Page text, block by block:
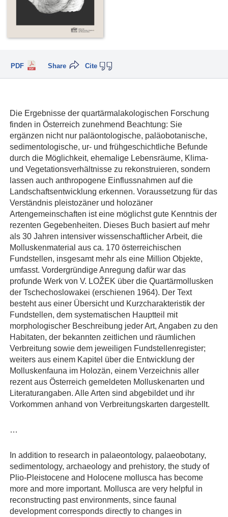
PDF Cite
Share
Die Ergebnisse der quartärmalakologischen Forschung
finden in Österreich zunehmend Beachtung: Sie
ergänzen nicht nur paläontologische, paläobotanische,
sedimentologische, ur- und frühgeschichtliche Befunde
durch die Möglichkeit, ehemalige Lebensräume, Klima-
und Vegetationsverhältnisse zu rekonstruieren, sondern
lassen auch anthropogene Einflussnahmen auf die
Landschaftsentwicklung erkennen. Voraussetzung für das
Verständnis pleistozäner und holozäner
Artengemeinschaften ist eine möglichst gute Kenntnis der
rezenten Gegebenheiten. Dieses Buch basiert auf mehr
als 30 Jahren intensiver wissenschaftlicher Arbeit, die
Molluskenmaterial aus ca. 170 österreichischen
Fundstellen, insgesamt mehr als eine Million Objekte,
umfasst. Vordergründige Anregung dafür war das
profunde Werk von V. LOŽEK über die Quartärmollusken
der Tschechoslowakei (erschienen 1964). Der Text
besteht aus einer Übersicht und Kurzcharakteristik der
Fundstellen, dem systematischen Hauptteil mit
morphologischer Beschreibung jeder Art, Angaben zu den
Habitaten, der bekannten zeitlichen und räumlichen
Verbreitung sowie dem jeweiligen Fundstellenregister;
weiters aus einem Kapitel über die Entwicklung der
Molluskenfauna im Holozän, einem Verzeichnis aller
rezent aus Österreich gemeldeten Molluskenarten und
Literaturangaben. Alle Arten sind abgebildet und ihr
Vorkommen anhand von Verbreitungskarten dargestellt.
…
In addition to research in palaeontology, palaeobotany,
sedimentology, archaeology and prehistory, the study of
Plio-Pleistocene and Holocene mollusca has become
more and more important. Mollusca are very helpful in
reconstructing past environments, since faunal
development corresponds directly to changes in